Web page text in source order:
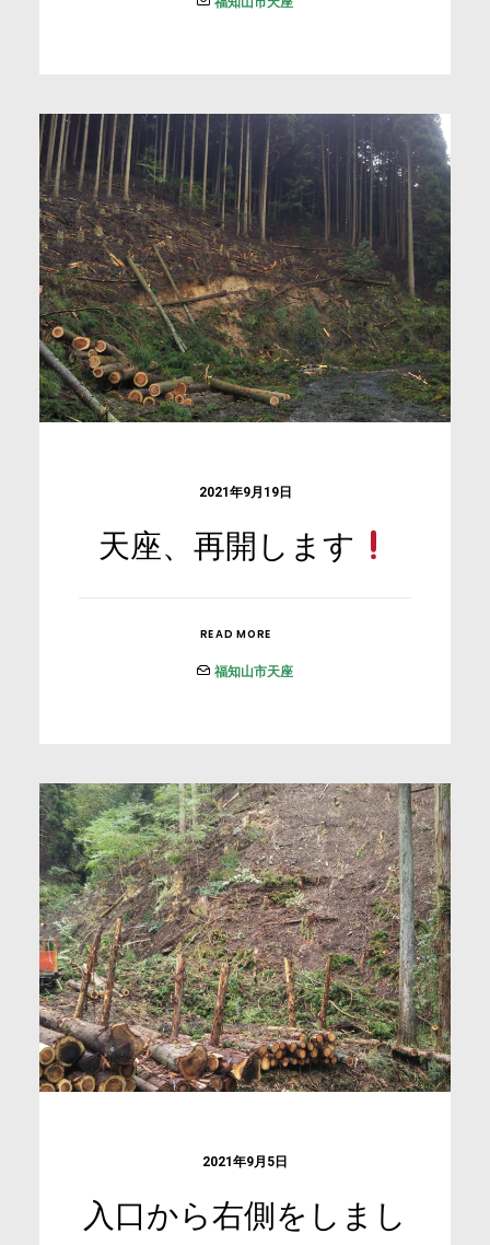
2021年9月19日
天座、再開します
READ MORE
福知山市天座
2021年9月5日
入口から右側をしまし